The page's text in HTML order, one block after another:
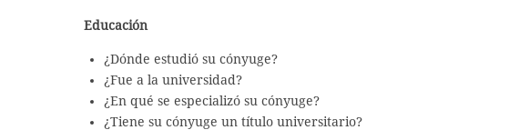
Educación
¿Dónde estudió su cónyuge?
¿Fue a la universidad?
¿En qué se especializó su cónyuge?
¿Tiene su cónyuge un título universitario?